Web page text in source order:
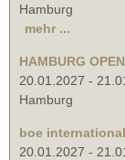
Hamburg
mehr ...
HAMBURG
20.01.2027 -
Hamburg
boe
20.01.2027 -